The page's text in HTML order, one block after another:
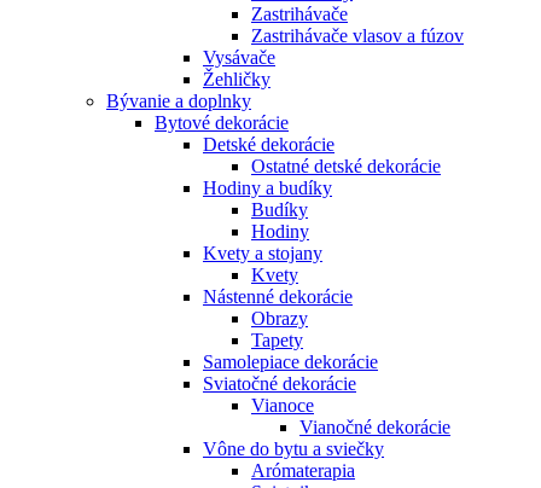
Zastrihávače
Zastrihávače vlasov a fúzov
Vysávače
Žehličky
Bývanie a doplnky
Bytové dekorácie
Detské dekorácie
Ostatné detské dekorácie
Hodiny a budíky
Budíky
Hodiny
Kvety a stojany
Kvety
Nástenné dekorácie
Obrazy
Tapety
Samolepiace dekorácie
Sviatočné dekorácie
Vianoce
Vianočné dekorácie
Vône do bytu a sviečky
Arómaterapia